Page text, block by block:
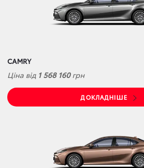
CAMRY
Ціна від 1 568 160грн
ДОКЛАДНІШЕ